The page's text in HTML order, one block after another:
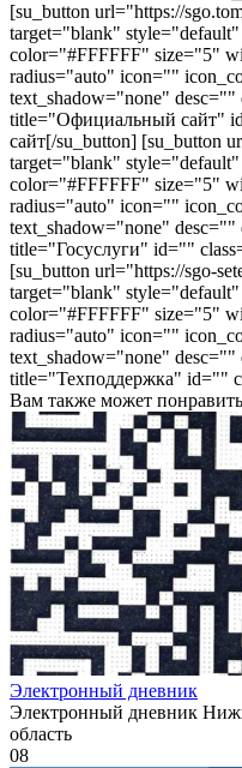
[su_button url="https://
target="blank"
color="#FFFFFF" size="5"
radius="auto" icon=""
text_shadow="none"
title="Официальный сайт"
сайт[/su_button] [su_button
target="blank"
color="#FFFFFF" size="5"
radius="auto" icon=""
text_shadow="none"
title="Госуслуги" id=""
[su_button url="https://sgo-
target="blank"
color="#FFFFFF" size="5"
radius="auto" icon=""
text_shadow="none"
title="Техподдержка" id=""
Вам также может
Электронный дневник
Электронный дневник
область
08